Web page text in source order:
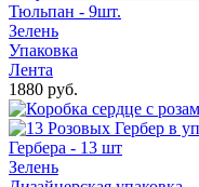
Тюльпан - 9шт.
Зелень
Упаковка
Лента
1880 руб.
Гербера - 13 шт
Зелень